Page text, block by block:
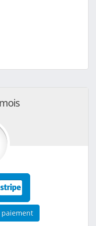
paiement